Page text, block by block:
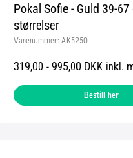
Pokal Sofie - Guld 39-67
størrelser
Varenummer: AK5250
319,00 - 995,00 DKK inkl.
Bestill her